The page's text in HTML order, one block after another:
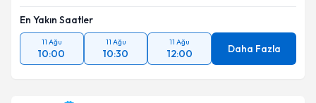
En Yakın Saatler
11 Ağu
10:00
11 Ağu
10:30
11 Ağu
12:00 Daha Fazla